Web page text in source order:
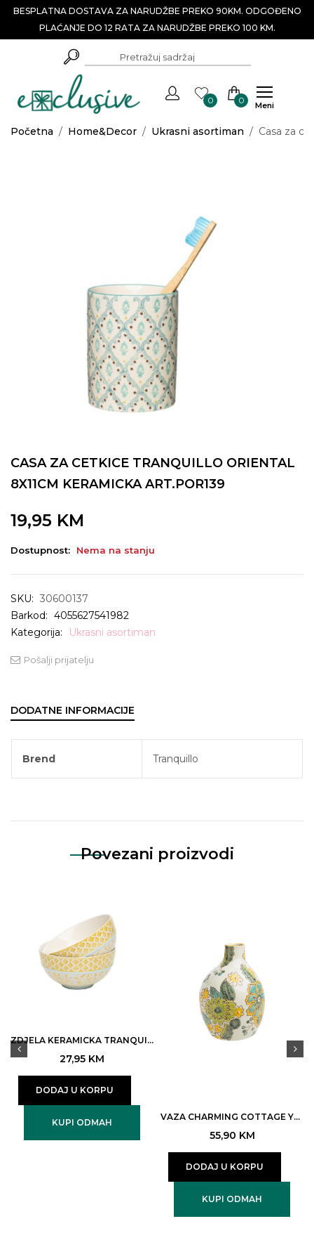
BESPLATNA DOSTAVA ZA NARUDŽBE PREKO 90KM. ODGOĐENO
PLAĆANJE DO 12 RATA ZA NARUDŽBE PREKO 100 KM.
0 0 Meni
Početna / Home&Decor / Ukrasni asortiman / Casa za
CASA ZA CETKICE TRANQUILLO ORIENTAL
8X11CM KERAMICKA ART.POR139
19,95 KM
Dostupnost: Nema na stanju
SKU: 30600137
Barkod: 4055627541982
Kategorija:
Ukrasni asortiman
Pošalji prijatelju
DODATNE INFORMACIJE
Brend Tranquillo
Povezani proizvodi
ZDJELA KERAMICKA TRANQUILLO TRADITIONAL 14×7,5CM ART.POR587
27,95 KM
DODAJ U KORPU
KUPI ODMAH
VAZA CHARMING COTTAGE YELLOW TRANQUILLO ART.POR780
55,90 KM
DODAJ U KORPU
KUPI ODMAH